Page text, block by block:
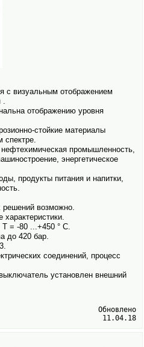
с визуальным отображением
.
отображению уровня
стойкие материалы
спектре.
промышленность,
энергетическое
продукты питания и напитки,
решений возможно.
= -80 ...+450 ° C.
до 420 бар.
соединений, процесс
установлен внешний
Обновлено
11.04.18